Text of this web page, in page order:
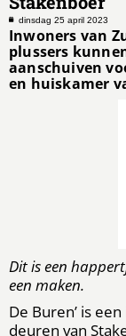
dinsdag 25 april 2023
Inwoners van
plussers
aanschuiven
en huiskamer
Dit is een
een maken.
De Buren’ is
deuren van